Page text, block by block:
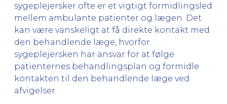
sygeplejersker ofte er et vigtigt formidlingsled
mellem ambulante patienter og lægen. Det
kan være vanskeligt at få direkte kontakt med
den behandlende læge, hvorfor
sygeplejersken har ansvar for at følge
patienternes behandlingsplan og formidle
kontakten til den behandlende læge ved
afvigelser.